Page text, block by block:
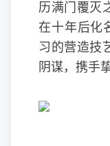
历满门覆灭
在十年后化
习的营造技
阴谋，携手